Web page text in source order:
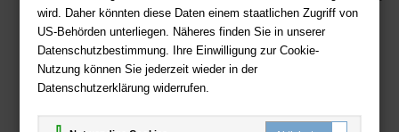
wird. Daher könnten diese Daten einem staatlichen Zugriff von
US-Behörden unterliegen. Näheres finden Sie in unserer
Datenschutzbestimmung. Ihre Einwilligung zur Cookie-
Nutzung können Sie jederzeit wieder in der
Datenschutzerklärung widerrufen.
Zahlweisen